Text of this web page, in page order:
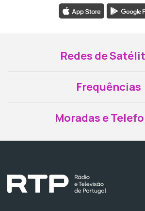
Redes de
Frequências
Moradas e